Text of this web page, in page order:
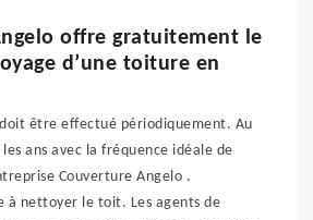
offre gratuitement le
d’une toiture en
être effectué périodiquement. Au
ans avec la fréquence idéale de
Couverture Angelo .
à nettoyer le toit. Les agents de